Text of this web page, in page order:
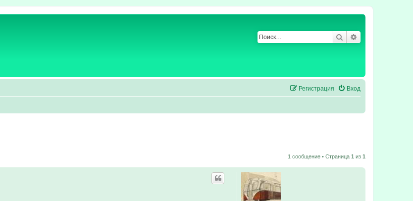
Поиск
Вход
Регистрация
1 сообщение • Страница 1 из 1